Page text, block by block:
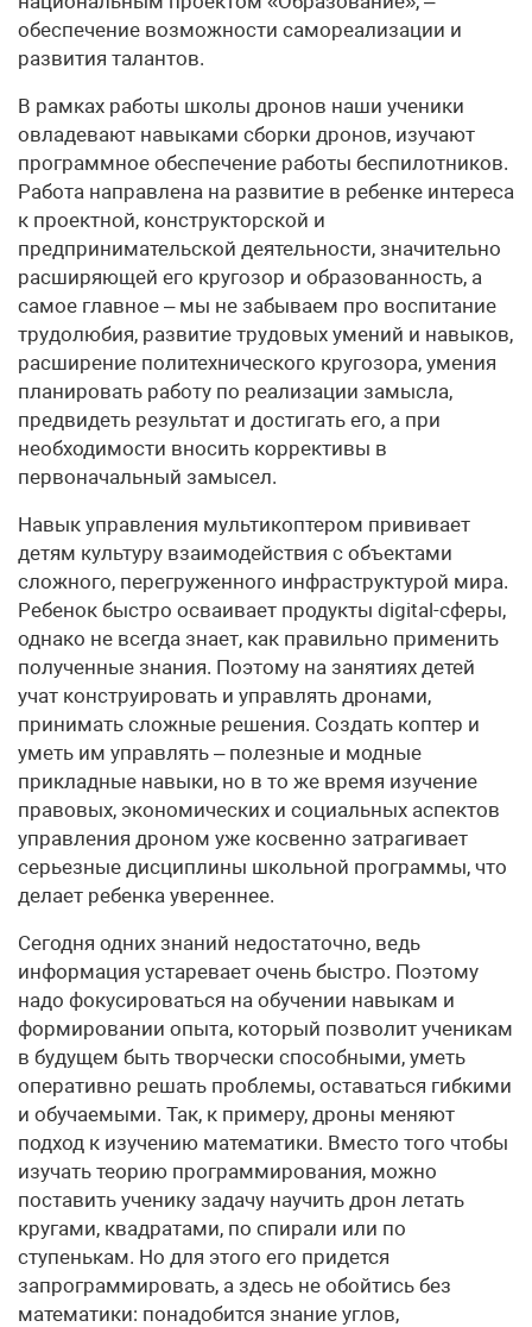
обеспечение возможности самореализации и
развития талантов.
В рамках работы школы дронов наши ученики
овладевают навыками сборки дронов, изучают
программное обеспечение работы беспилотников.
Работа направлена на развитие в ребенке интереса
к проектной, конструкторской и
предпринимательской деятельности, значительно
расширяющей его кругозор и образованность, а
самое главное – мы не забываем про воспитание
трудолюбия, развитие трудовых умений и навыков,
расширение политехнического кругозора, умения
планировать работу по реализации замысла,
предвидеть результат и достигать его, а при
необходимости вносить коррективы в
первоначальный замысел.
Навык управления мультикоптером прививает
детям культуру взаимодействия с объектами
сложного, перегруженного инфраструктурой мира.
Ребенок быстро осваивает продукты digital-сферы,
однако не всегда знает, как правильно применить
полученные знания. Поэтому на занятиях детей
учат конструировать и управлять дронами,
принимать сложные решения. Создать коптер и
уметь им управлять – полезные и модные
прикладные навыки, но в то же время изучение
правовых, экономических и социальных аспектов
управления дроном уже косвенно затрагивает
серьезные дисциплины школьной программы, что
делает ребенка увереннее.
Сегодня одних знаний недостаточно, ведь
информация устаревает очень быстро. Поэтому
надо фокусироваться на обучении навыкам и
формировании опыта, который позволит ученикам
в будущем быть творчески способными, уметь
оперативно решать проблемы, оставаться гибкими
и обучаемыми. Так, к примеру, дроны меняют
подход к изучению математики. Вместо того чтобы
изучать теорию программирования, можно
поставить ученику задачу научить дрон летать
кругами, квадратами, по спирали или по
ступенькам. Но для этого его придется
запрограммировать, а здесь не обойтись без
математики: понадобится знание углов,